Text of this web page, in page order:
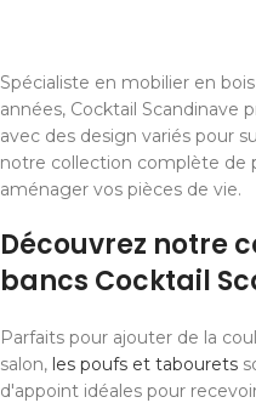
Spécialiste en mobilier en
années, Cocktail Scandinave
avec des design variés pour
notre collection complète de
aménager vos pièces de vie.
Découvrez notre
bancs Cocktail
Parfaits pour ajouter de la
salon, les poufs et tabourets
d'appoint idéales pour